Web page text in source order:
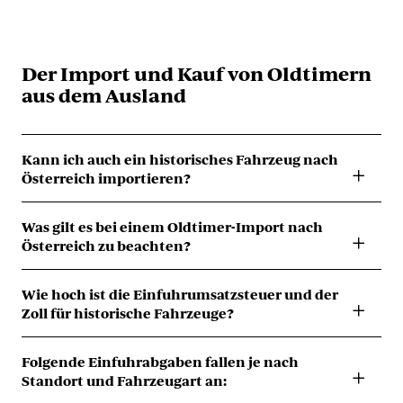
Der Import und Kauf von Oldtimern
aus dem Ausland
Kann ich auch ein historisches Fahrzeug nach
Österreich importieren?
Kraftfahrzeug nach Österreich, kann dieses ebenfalls als
"Historisches Kraftfahrzeug" typisiert und zugelassen
werden.
Dabei sind folgende Voraussetzungen zu beachten:
Das Fahrzeug muss der Definition des § 2 Abs. 1 Z 43 KFG
erhaltungswürdig, nicht zur ständigen Verwendung
Was gilt es bei einem Oldtimer-Import nach
Österreich zu beachten?
Beglaubigte Unterschrift des Verkäufers einholen
(bzw. notarielle Bestätigung).
kann die Behörde bei Bedenken hinsichtlich
der Echtheit des Kaufvertrages eine
Wie hoch ist die Einfuhrumsatzsteuer und der
Zoll für historische Fahrzeuge?
Einfuhrabgaben entrichtet werden. Wichtig ist, ob das
Fahrzeug aus einem EU-Land oder einem Drittland
Folgende Einfuhrabgaben fallen je nach
Standort und Fahrzeugart an: